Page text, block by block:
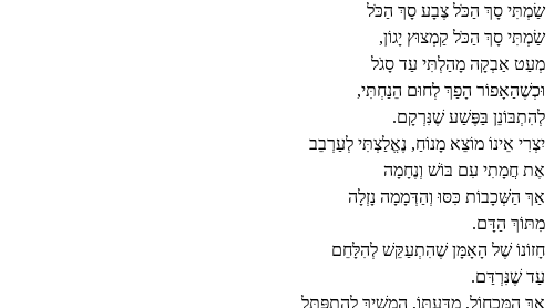
שַׂמְתִּי סָךְ הַכֹּל צֶבָע סָךְ הַכֹּל
שַׂמְתִּי סָךְ הַכֹּל קַמְצוּץ יָגוֹן,
מְעַט אַבְקָה מָהַלְתִּי עַד סָגֹל
וּכְשֶׁהַאָפוֹר הָפַךְ לְחוּם הֵנַחְתִּי,
לְהִתְבּוֹנֵן בַּפֶּשַׁע שֶׁנִּרְקָם.
יִצְרִי אֵינוֹ מוֹצֵא מָנוֹחַ, נֶאֱלַצְתִּי לְעַרְבֵב
אֶת חֲמָתִי עִם בּוֹשׁ וְנֶחָמָה
אַךְ הַשְּׁכָבוֹת כִּסּוּ וְהַדְּמָמָה נָזְלָה
מִתּוֹךְ הַדָּם.
חָזוֹנוֹ שֶׁל הָאָמָּן שֶׁהִתְעַקֵּשׁ לְהִלָּחֵם
עַד שֶׁנִּרְדַּם.
אַךְ הַמִּכְחוֹל, מִדַּעְתּוֹ, הִמְשִׁיךְ לְהִתְפַּתֵּל